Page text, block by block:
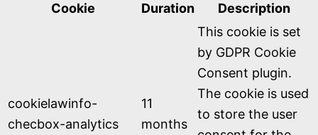
Cookie
Duration Description
cookielawinfo-
checbox-analytics
11
months
This cookie is set
by GDPR Cookie
Consent plugin.
The cookie is used
to store the user